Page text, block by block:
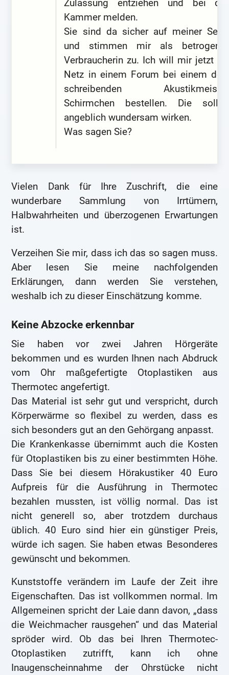
Zulassung entziehen und bei der
Kammer melden.
Sie sind da sicher auf meiner Seite
und stimmen mir als betrogener
Verbraucherin zu. Ich will mir jetzt im
Netz in einem Forum bei einem dort
schreibenden Akustikmeister
Schirmchen bestellen. Die sollen
angeblich wundersam wirken.
Was sagen Sie?
Vielen Dank für Ihre Zuschrift, die eine
wunderbare Sammlung von Irrtümern,
Halbwahrheiten und überzogenen Erwartungen
ist.
Verzeihen Sie mir, dass ich das so sagen muss.
Aber lesen Sie meine nachfolgenden
Erklärungen, dann werden Sie verstehen,
weshalb ich zu dieser Einschätzung komme.
Keine Abzocke erkennbar
Sie haben vor zwei Jahren Hörgeräte
bekommen und es wurden Ihnen nach Abdruck
vom Ohr maßgefertigte Otoplastiken aus
Thermotec angefertigt.
Das Material ist sehr gut und verspricht, durch
Körperwärme so flexibel zu werden, dass es
sich besonders gut an den Gehörgang anpasst.
Die Krankenkasse übernimmt auch die Kosten
für Otoplastiken bis zu einer bestimmten Höhe.
Dass Sie bei diesem Hörakustiker 40 Euro
Aufpreis für die Ausführung in Thermotec
bezahlen mussten, ist völlig normal. Das ist
nicht generell so, aber trotzdem durchaus
üblich. 40 Euro sind hier ein günstiger Preis,
würde ich sagen. Sie haben etwas Besonderes
gewünscht und bekommen.
Kunststoffe verändern im Laufe der Zeit ihre
Eigenschaften. Das ist vollkommen normal. Im
Allgemeinen spricht der Laie dann davon, „dass
die Weichmacher rausgehen“ und das Material
spröder wird. Ob das bei Ihren Thermotec-
Otoplastiken zutrifft, kann ich ohne
Inaugenscheinnahme der Ohrstücke nicht